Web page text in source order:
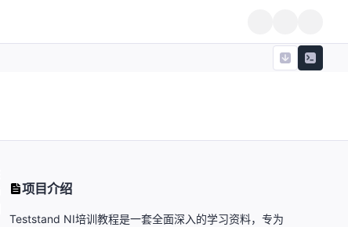
项目介绍
Teststand NI培训教程是一套全面深入的学习资料，专为